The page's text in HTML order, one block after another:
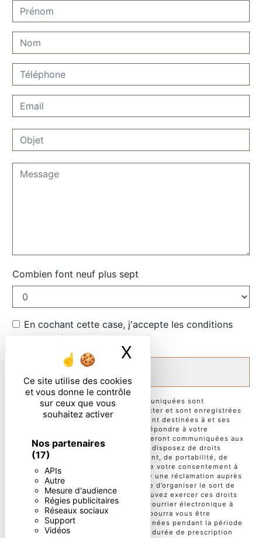
Ce site utilise des cookies
et vous donne le contrôle
sur ceux que vous
souhaitez activer
Nos partenaires
(17)
APIs
Autre
Mesure d'audience
Régies publicitaires
Réseaux sociaux
Support
Vidéos
X Masquer le
Combien font neuf plus sept
En cochant cette case, j'accepte les conditions
particulières ci-dessous **
** Les données personnelles communiquées sont
nécessaires aux fins de vous contacter et sont enregistrées
dans un fichier informatisé. Elles sont destinées à et ses
sous-traitants dans le seul but de répondre à votre
message. Les données collectées seront communiquées aux
seuls destinataires suivants: . Vous disposez de droits
d’accès, de rectification, d’effacement, de portabilité, de
limitation, d’opposition, de retrait de votre consentement à
tout moment et du droit d’introduire une réclamation auprès
d’une autorité de contrôle, ainsi que d’organiser le sort de
vos données post-mortem. Vous pouvez exercer ces droits
par voie postale à l'adresse ou par courrier électronique à
l'adresse . Un justificatif d'identité pourra vous être
demandé. Nous conservons vos données pendant la période
de prise de contact puis pendant la durée de prescription